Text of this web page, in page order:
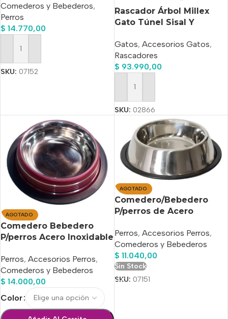
Comederos y Bebederos,
Perros
$ 14.770,00
Añadir Al Carrito
SKU: 07152
Rascador Árbol Millex
Gato Túnel Sisal Y
Gatos, Accesorios Gatos,
Rascadores
$ 93.990,00
Añadir Al Carrito
SKU: 02866
AGOTADO
Comedero Bebedero
P/perros Acero Inoxidable
Perros, Accesorios Perros,
Comederos y Bebederos
$ 14.000,00
Color
AGOTADO
Comedero/Bebedero
P/perros de Acero
Cm Diametro
Perros, Accesorios Perros,
Comederos y Bebederos
$ 11.040,00
Sin Stock
SKU: 07151